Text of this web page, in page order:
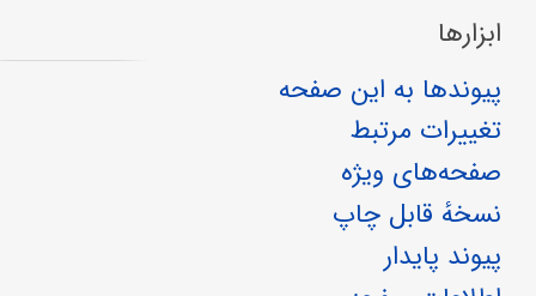
ابزارها
پیوندها به این صفحه
تغییرات مرتبط
صفحه‌های ویژه
نسخهٔ قابل چاپ
پیوند پایدار